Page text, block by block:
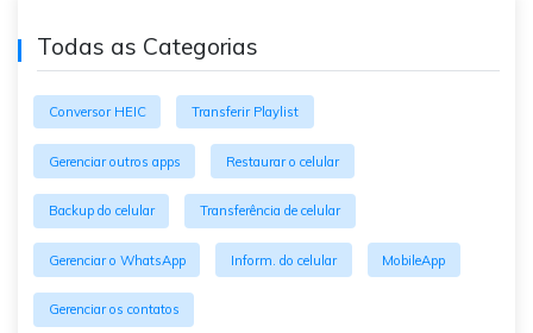
Todas as Categorias
Conversor HEIC Transferir Playlist
Gerenciar outros apps Restaurar o celular
Backup do celular Transferência de celular
Gerenciar o WhatsApp Inform. do celular MobileApp
Gerenciar os contatos